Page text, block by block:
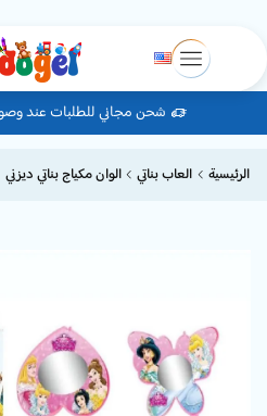
شحن مجاني للطلبات عند وصول
الرئيسية العاب بناتي الوان مكياج بناتي ديزني